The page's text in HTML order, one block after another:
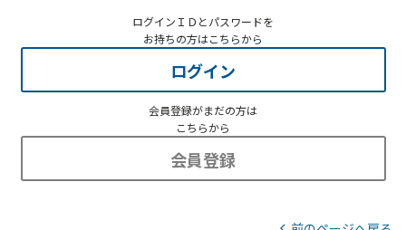
ログインＩＤとパスワードを
お持ちの方はこちらから
ログイン
会員登録がまだの方は
こちらから
会員登録